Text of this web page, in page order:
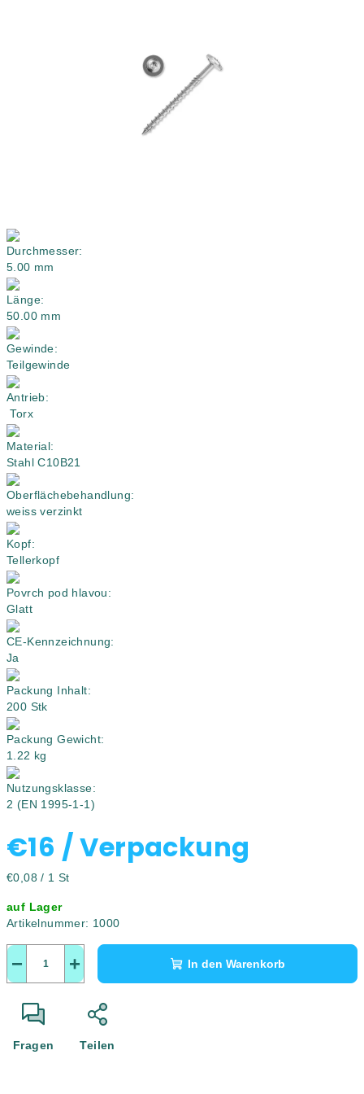
Durchmesser:
5.00 mm
Länge:
50.00 mm
Gewinde:
Teilgewinde
Antrieb:
Torx
Material:
Stahl C10B21
Oberflächebehandlung:
weiss verzinkt
Kopf:
Tellerkopf
Povrch pod hlavou:
Glatt
CE-Kennzeichnung:
Ja
Packung Inhalt:
200 Stk
Packung Gewicht:
1.22 kg
Nutzungsklasse:
2 (EN 1995-1-1)
€16 / Verpackung
Verkaufspreis:
€0,08 / 1 St
auf Lager
Artikelnummer: 1000
+
− In den Warenkorb
Fragen Teilen